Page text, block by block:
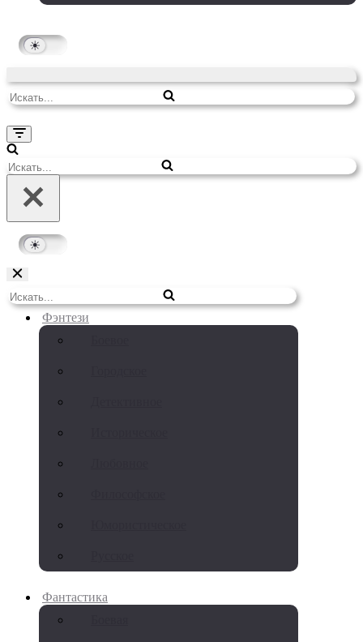
Искать...
Меню
навигации
Искать...
навигации
Искать...
Фэнтези
Фантастика